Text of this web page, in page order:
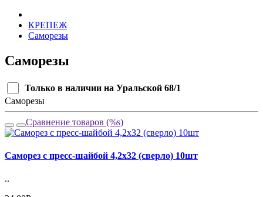
КРЕПЕЖ
Саморезы
Саморезы
Только в наличии на Уральской 68/1
Саморезы
Сравнение товаров (%s)
Саморез с пресс-шайбой 4,2х32 (сверло) 10шт
..